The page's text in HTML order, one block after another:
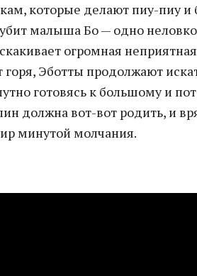
которые делают пиу-пиу
малыша Бо — одно
огромная
горя, Эботты продолжают
готовясь к большому и
должна вот-вот родить, и
минутой молчания.